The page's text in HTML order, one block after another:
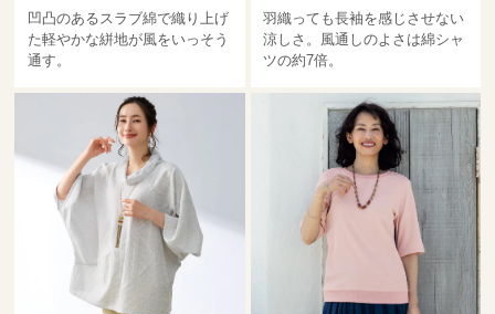
凹凸のあるスラブ綿で織り上げ
た軽やかな絣地が風をいっそう
通す。
羽織っても長袖を感じさせない
涼しさ。風通しのよさは綿シャ
ツの約7倍。